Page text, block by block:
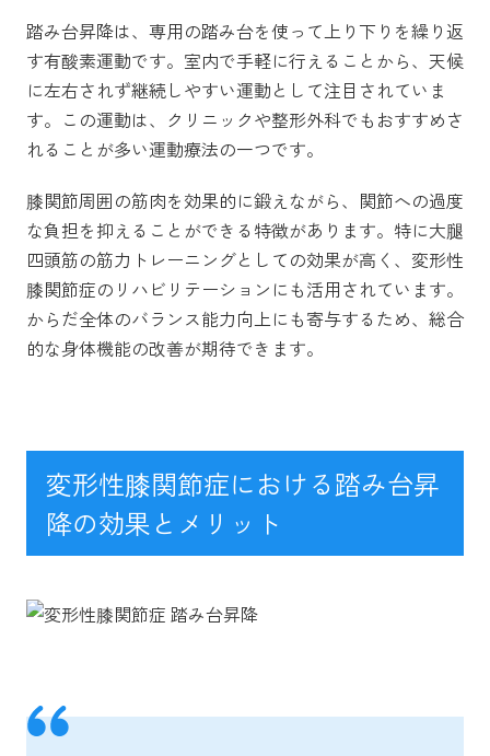
踏み台昇降は、専用の踏み台を使って上り下りを繰り返
す有酸素運動です。室内で手軽に行えることから、天候
に左右されず継続しやすい運動として注目されていま
す。この運動は、クリニックや整形外科でもおすすめさ
れることが多い運動療法の一つです。
膝関節周囲の筋肉を効果的に鍛えながら、関節への過度
な負担を抑えることができる特徴があります。特に大腿
四頭筋の筋力トレーニングとしての効果が高く、変形性
膝関節症のリハビリテーションにも活用されています。
からだ全体のバランス能力向上にも寄与するため、総合
的な身体機能の改善が期待できます。
変形性膝関節症における踏み台昇
降の効果とメリット